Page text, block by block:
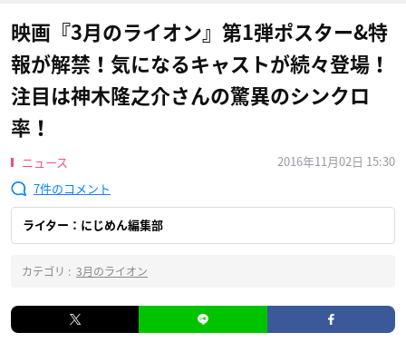
映画『3月のライオン』第1弾ポスター&特
報が解禁！気になるキャストが続々登場！
注目は神木隆之介さんの驚異のシンクロ
率！
ニュース
2016年11月02日 15:30
7
ライター：にじめん編集部
カテゴリ : 3月のライオン